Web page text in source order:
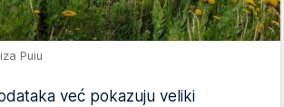
Puiu
već pokazuju veliki